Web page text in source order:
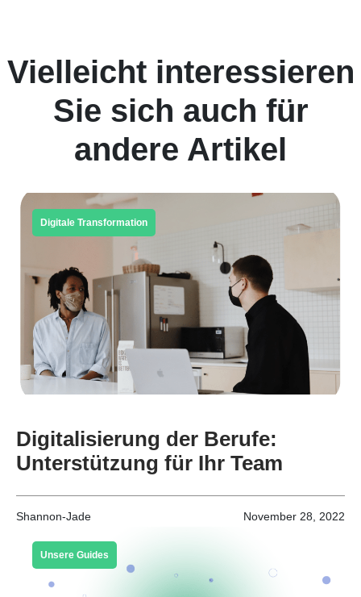
Vielleicht interessieren
Sie sich auch für
andere Artikel
Digitale Transformation
Digitalisierung der Berufe:
Unterstützung für Ihr Team
Shannon-Jade November 28, 2022
Unsere Guides